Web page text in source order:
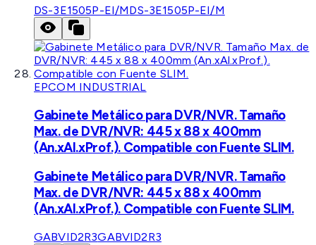
DS-3E1505P-EI/MDS-3E1505P-EI/M
EPCOM INDUSTRIAL
Gabinete Metálico para DVR/NVR. Tamaño
Max. de DVR/NVR: 445 x 88 x 400mm
(An.xAl.xProf.). Compatible con Fuente SLIM.
Gabinete Metálico para DVR/NVR. Tamaño
Max. de DVR/NVR: 445 x 88 x 400mm
(An.xAl.xProf.). Compatible con Fuente SLIM.
GABVID2R3GABVID2R3